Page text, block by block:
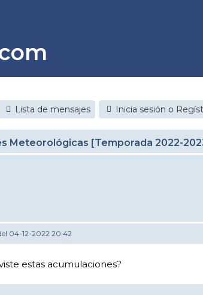
Lista de mensajes Inicia sesión o
Meteorológicas [Temporada 2022-
04-12-2022 20:42
estas acumulaciones?